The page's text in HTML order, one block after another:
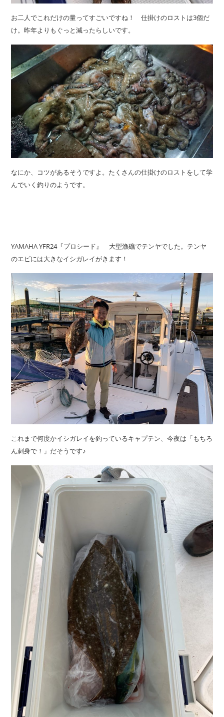
お二人でこれだけの量ってすごいですね！ 仕掛けのロストは3個だ
け。昨年よりもぐっと減ったらしいです。
なにか、コツがあるそうですよ。たくさんの仕掛けのロストをして学
んでいく釣りのようです。
YAMAHA YFR24『プロシード』 大型漁礁でテンヤでした。テンヤ
のエビには大きなイシガレイがきます！
これまで何度かイシガレイを釣っているキャプテン、今夜は「もちろ
ん刺身で！」だそうです♪